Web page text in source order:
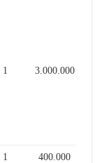
1 3.000.000
1 400.000